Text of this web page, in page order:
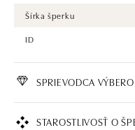
Šírka šperku
ID
SPRIEVODCA
STAROSTLIVOSŤ O